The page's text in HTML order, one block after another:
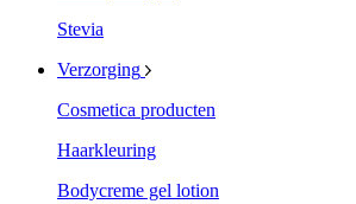
Stevia
Verzorging
Cosmetica producten
Haarkleuring
Bodycreme gel lotion